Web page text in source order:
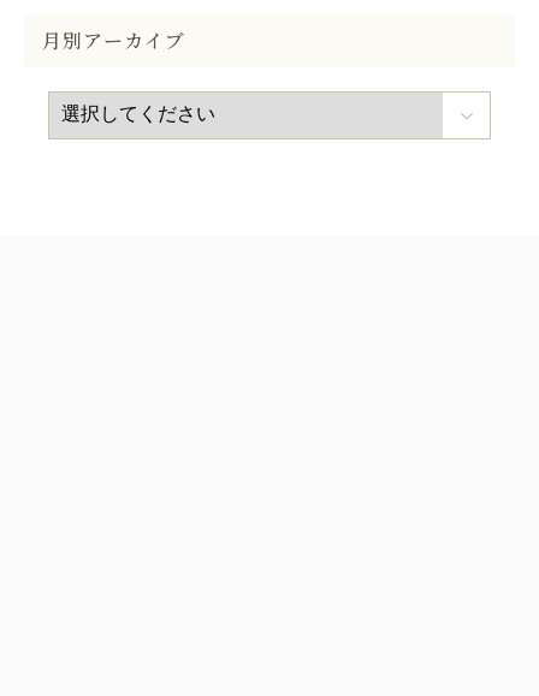
月別アーカイブ